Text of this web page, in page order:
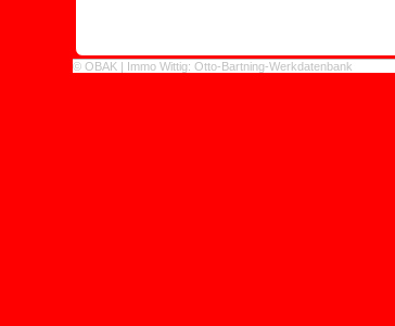
© OBAK | Immo Wittig: Otto-Bartning-Werkdatenbank